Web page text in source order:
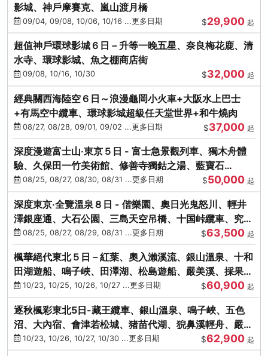
影城、神戶摩賽克、嵐山渡月橋
09/04, 09/08, 10/06, 10/16 ...更多日期 $29,900 起
超值神戶環球影城６日－升等一晚五星、奈良梅花鹿、清
水寺、環球影城、魚之棚商店街
09/08, 10/16, 10/30 $32,000 起
經典關西海陸空６日～浪漫龜岡小火車+大阪水上巴士
+有馬空中纜車、環球影城超級任天堂世界+和牛燒肉
08/27, 08/28, 09/01, 09/02 ...更多日期 $37,000 起
深度漫遊富士山‧東京５日 - 富士急景觀列車、獨木舟體
驗、久保田一竹美術館、修善寺獨鈷之湯、藍寶石
SAPHIR踴子號
08/25, 08/27, 08/30, 08/31 ...更多日期 $50,000 起
深度東京‧全覽溫泉８日 - 偕樂園、奧日光鬼怒川、輕井
澤銀座通、大石公園、三島天空吊橋、十国峠纜車、究極
海鮮食べ放題
08/25, 08/27, 08/29, 08/31 ...更多日期 $63,500 起
楓華絕代東北５日－紅葉、奧入瀨溪流、銀山溫泉、十和
田湖遊船、鳴子峽、田澤湖、松島遊船、嚴美溪、採果烤
牡蠣10/23, 10/25, 10/26, 10/27 ...更多日期 $60,900 起
逐秋楓彩東北5日-藏王纜車、銀山溫泉、鳴子峽、五色
沼、大內宿、會津若松城、猪苗代湖、猊鼻溪輕舟、嚴美
溪、松島海灣遊船
10/23, 10/26, 10/27, 10/30 ...更多日期 $62,900 起